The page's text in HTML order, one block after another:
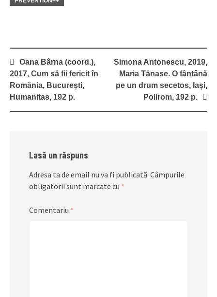
Post
navigation
Oana Bârna (coord.),
2017, Cum să fii fericit în
România, București,
Humanitas, 192 p.
Simona Antonescu, 2019,
Maria Tănase. O fântână
pe un drum secetos, Iași,
Polirom, 192 p.
Lasă un răspuns
Adresa ta de email nu va fi publicată. Câmpurile
obligatorii sunt marcate cu *
Comentariu *